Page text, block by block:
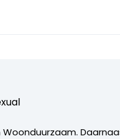
Woonduurzaam.